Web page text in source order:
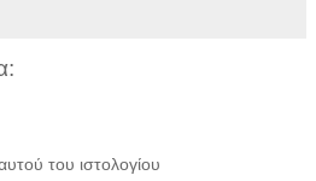
του ιστολογίου